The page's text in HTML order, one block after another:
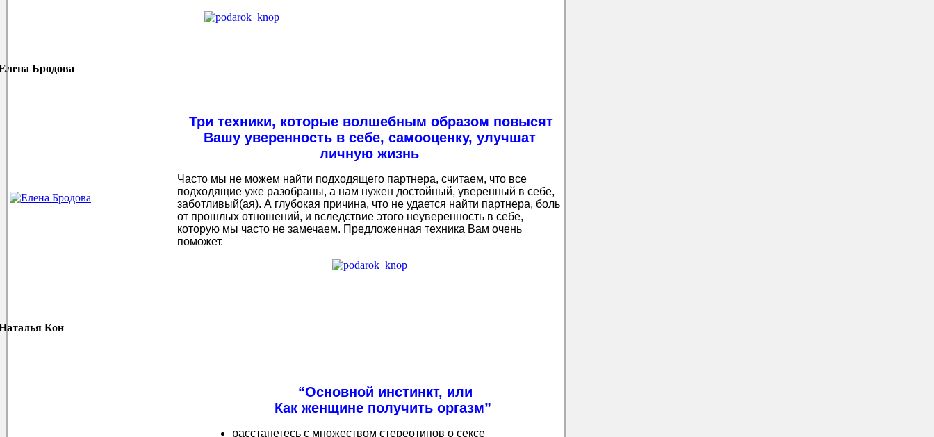
Бродова
Три техники, которые волшебным образом повысят
Вашу уверенность в себе, самооценку, улучшат
личную жизнь
Часто мы не можем найти подходящего партнера, считаем, что все
подходящие уже разобраны, а нам нужен достойный, уверенный в себе,
заботливый(ая). А глубокая причина, что не удается найти партнера, боль
от прошлых отношений, и вследствие этого неуверенность в себе,
которую мы часто не замечаем. Предложенная техника Вам очень
поможет.
Кон
“Основной инстинкт, или
Как женщине получить оргазм”
расстанетесь с множеством стереотипов о сексе